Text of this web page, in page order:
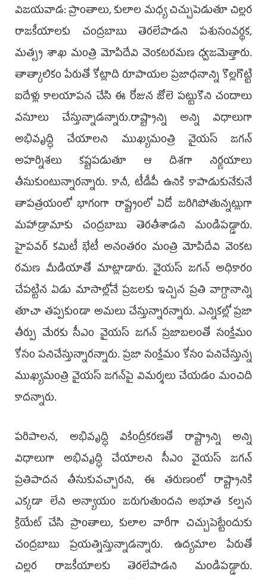
విజయవాడ: ప్రాంతాలు, కులాల మధ్య చిచ్చుపెడుతూ చిల్లర
రాజకీయాలకు చంద్రబాబు తెరలేపాడని పశుసంవర్థక,
మత్స్య శాఖ మంత్రి మోపిదేవి వెంకటరమణ ధ్వజమెత్తారు.
తాత్కాలికం పేరుతో కోట్లాది రూపాయల ప్రజాధనాన్ని కొల్లగొట్టి
ఐదేళ్లు కాలయాపన చేసి ఈ రోజున జోలె పట్టుకొని చందాలు
వసూలు చేస్తున్నాడన్నారు.రాష్ట్రాన్ని అన్ని విధాలుగా
అభివృద్ధి చేయాలని ముఖ్యమంత్రి వైయస్‌ జగన్‌
అహర్నిశలు కష్టపడుతూ ఆ దిశగా నిర్ణయాలు
తీసుకుంటున్నారన్నారు. కానీ, టీడీపీ ఉనికి కాపాడుకునేకునే
తాపత్రయంలో భాగంగా రాష్ట్రంలో ఏదో జరిగిపోతున్నట్లుగా
మహాడ్రామాకు చంద్రబాబు తెరతీశాడని మండిపడ్డారు.
హైపవర్‌ కమిటీ భేటీ అనంతరం మంత్రి మోపిదేవి వెంకట
రమణ మీడియాతో మాట్లాడారు. వైయస్‌ జగన్‌ అధికారం
చేపట్టిన ఏడు మాసాల్లోనే ప్రజలకు ఇచ్చిన ప్రతి వాగ్దానాన్ని
తూచా తప్పకుండా అమలు చేస్తున్నారన్నారు. ఎన్నికల్లో ప్రజా
తీర్పు మేరకు సీఎం వైయస్‌ జగన్‌ ప్రజాబలంతో సంక్షేమం
కోసం పనిచేస్తున్నారన్నారు. ప్రజా సంక్షేమం కోసం పనిచేస్తున్న
ముఖ్యమంత్రి వైయస్‌ జగన్‌పై విమర్శలు చేయడం మంచిది
కాదన్నారు.
పరిపాలన, అభివృద్ధి వికేంద్రీకరణతో రాష్ట్రాన్ని అన్ని
విధాలుగా అభివృద్ధి చేయాలని సీఎం వైయస్‌ జగన్‌
ప్రతిపాదన తీసుకువచ్చారని, ఈ తరుణంలో రాష్ట్రానికి
ఎక్కడా లేని అన్యాయం జరుగుతుందని అభూత కల్పన
క్రియేట్‌ చేసి ప్రాంతాలు, కులాల వారీగా చిచ్చుపెట్టేందుకు
చంద్రబాబు ప్రయత్నిస్తున్నాడన్నారు. ఉద్యమాల పేరుతో
చిల్లర రాజకీయాలకు తెరలేపాడని మండిపడ్డారు.